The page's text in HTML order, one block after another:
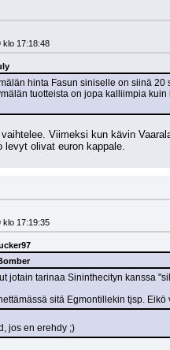
klo 17:18:48
hinta Fasun siniselle on siinä 20
tuotteista on jopa kalliimpia kuin
Viimeksi kun kävin
levyt olivat euron kappale.
klo 17:19:35
jotain tarinaa Sininthecityn kanssa
sitä Egmontillekin tjsp. Eikö
jos en erehdy ;)